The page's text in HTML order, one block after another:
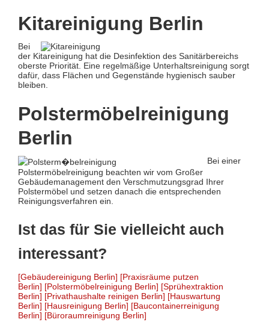
Kitareinigung Berlin
Bei
der Kitareinigung hat die Desinfektion des Sanitärbereichs
oberste Priorität. Eine regelmäßige Unterhaltsreinigung sorgt
dafür, dass Flächen und Gegenstände hygienisch sauber
bleiben.
Polstermöbelreinigung
Berlin
Bei einer
Polstermöbelreinigung beachten wir vom Großer
Gebäudemanagement den Verschmutzungsgrad Ihrer
Polstermöbel und setzen danach die entsprechenden
Reinigungsverfahren ein.
Ist das für Sie vielleicht auch
interessant?
[Gebäudereinigung Berlin] [Praxisräume putzen
Berlin] [Polstermöbelreinigung Berlin] [Sprühextraktion
Berlin] [Privathaushalte reinigen Berlin] [Hauswartung
Berlin] [Hausreinigung Berlin] [Baucontainerreinigung
Berlin] [Büroraumreinigung Berlin]